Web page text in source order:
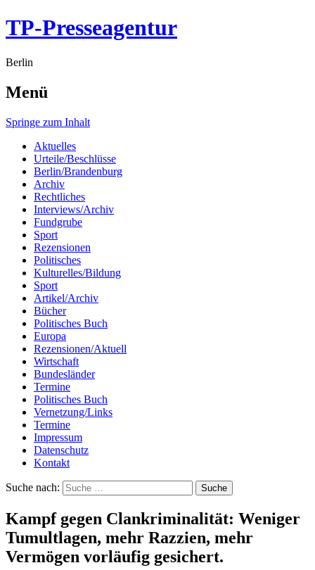
TP-Presseagentur
Berlin
Menü
Springe zum Inhalt
Aktuelles
Urteile/Beschlüsse
Berlin/Brandenburg
Archiv
Rechtliches
Interviews/Archiv
Fundgrube
Sport
Rezensionen
Politisches
Kulturelles/Bildung
Sport
Artikel/Archiv
Bücher
Politisches Buch
Europa
Rezensionen/Aktuell
Wirtschaft
Bundesländer
Termine
Politisches Buch
Vernetzung/Links
Termine
Impressum
Datenschutz
Kontakt
Suche nach:
Kampf gegen Clankriminalität: Weniger
Tumultlagen, mehr Razzien, mehr
Vermögen vorläufig gesichert.